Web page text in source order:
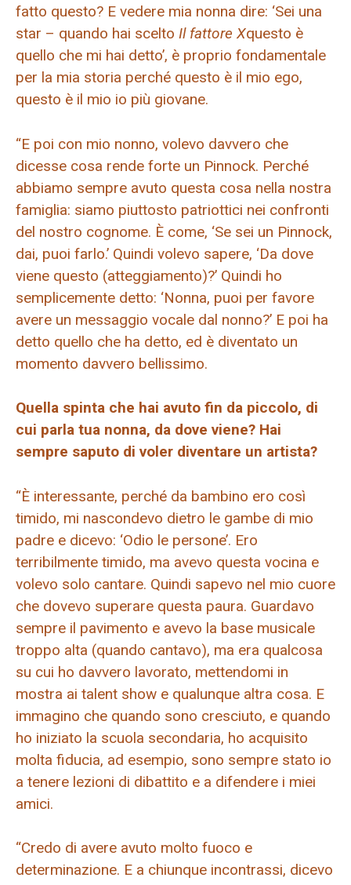
fatto questo? E vedere mia nonna dire: ‘Sei una
star – quando hai scelto Il fattore Xquesto è
quello che mi hai detto’, è proprio fondamentale
per la mia storia perché questo è il mio ego,
questo è il mio io più giovane.
“E poi con mio nonno, volevo davvero che
dicesse cosa rende forte un Pinnock. Perché
abbiamo sempre avuto questa cosa nella nostra
famiglia: siamo piuttosto patriottici nei confronti
del nostro cognome. È come, ‘Se sei un Pinnock,
dai, puoi farlo.’ Quindi volevo sapere, ‘Da dove
viene questo (atteggiamento)?’ Quindi ho
semplicemente detto: ‘Nonna, puoi per favore
avere un messaggio vocale dal nonno?’ E poi ha
detto quello che ha detto, ed è diventato un
momento davvero bellissimo.
Quella spinta che hai avuto fin da piccolo, di
cui parla tua nonna, da dove viene? Hai
sempre saputo di voler diventare un artista?
“È interessante, perché da bambino ero così
timido, mi nascondevo dietro le gambe di mio
padre e dicevo: ‘Odio le persone’. Ero
terribilmente timido, ma avevo questa vocina e
volevo solo cantare. Quindi sapevo nel mio cuore
che dovevo superare questa paura. Guardavo
sempre il pavimento e avevo la base musicale
troppo alta (quando cantavo), ma era qualcosa
su cui ho davvero lavorato, mettendomi in
mostra ai talent show e qualunque altra cosa. E
immagino che quando sono cresciuto, e quando
ho iniziato la scuola secondaria, ho acquisito
molta fiducia, ad esempio, sono sempre stato io
a tenere lezioni di dibattito e a difendere i miei
amici.
“Credo di avere avuto molto fuoco e
determinazione. E a chiunque incontrassi, dicevo